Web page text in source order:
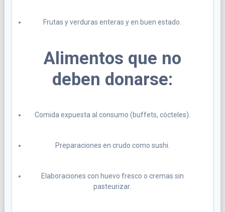
Frutas y verduras enteras y en buen estado.
Alimentos que no
deben donarse:
Comida expuesta al consumo (buffets, cócteles).
Preparaciones en crudo como sushi.
Elaboraciones con huevo fresco o cremas sin
pasteurizar.